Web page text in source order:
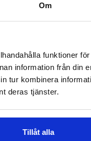
Om
funktioner för
information från din
tur kombinera
deras tjänster.
Tillåt alla
Werthers Original
14.90
Osta